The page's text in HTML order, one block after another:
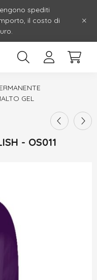
spediti
il costo di
GEL
- OS011